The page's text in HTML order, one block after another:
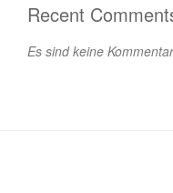
Recent
Es sind keine